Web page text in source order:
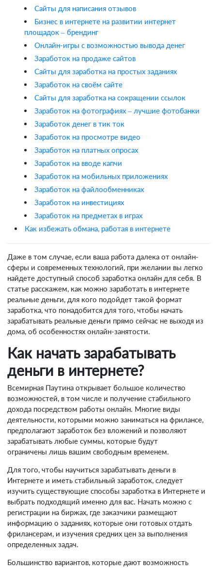
Сайты для написания отзывов
Бизнес в интернете на развитии интернет
площадок – брендинг
Онлайн-игры с возможностью вывода денег
Заработок на продаже сайтов
Сайты для заработка на простых заданиях
Заработок на своём сайте
Сайты для заработка на сокращении ссылок
Заработок на фотографиях – лучшие фотобанки
Заработок денег в тик ток
Заработок на просмотре видео
Заработок на платных опросах
Заработок на вводе капчи
Заработок на мобильных приложениях
Заработок на файлообменниках
Заработок на инвестициях
Заработок на предметах в играх
Как избежать обмана, работая в интернете
Даже в том случае, если ваша работа далека от онлайн-
сферы и современных технологий, при желании вы легко
найдете доступный способ заработка онлайн для себя. В
статье расскажем, как можно заработать в интернете
реальные деньги, для кого подойдет такой формат
заработка, что понадобится для того, чтобы начать
зарабатывать реальные деньги прямо сейчас не выходя из
дома, об особенностях онлайн-занятости.
Как начать зарабатывать
деньги в интернете?
Всемирная Паутина открывает большое количество
возможностей, в том числе и получение стабильного
дохода посредством работы онлайн. Многие виды
деятельности, которыми можно заниматься на фрилансе,
предполагают заработок без вложений и позволяют
зарабатывать любые суммы, которые будут
ограничены лишь вашим свободным временем.
Для того, чтобы научиться зарабатывать деньги в
Интернете и иметь стабильный заработок, следует
изучить существующие способы заработка в Интернете и
выбрать подходящий именно для вас. Начать можно с
регистрации на биржах, где заказчики размещают
информацию о заданиях, которые они готовых отдать
фрилансерам, и изучения средних цен за выполнения
определенных задач.
Большинство вариантов, которые дают возможность